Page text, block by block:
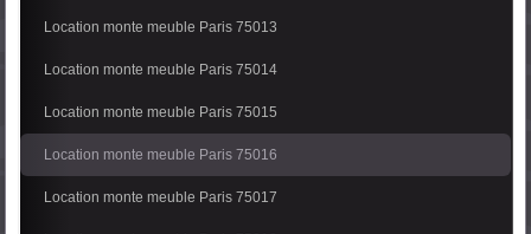
Location monte meuble Paris 75013
Location monte meuble Paris 75014
Location monte meuble Paris 75015
Location monte meuble Paris 75016
Location monte meuble Paris 75017